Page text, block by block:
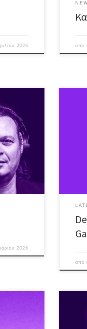
2026 από
ή
μαγική
Μπαρ”,
2026
από